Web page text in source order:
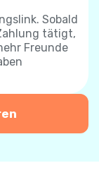
Sobald
tätigt,
Freunde